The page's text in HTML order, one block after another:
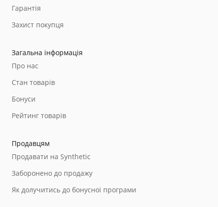
Гарантія
Захист покупця
Загальна інформація
Про нас
Стан товарів
Бонуси
Рейтинг товарів
Продавцям
Продавати на Synthetic
Заборонено до продажу
Як долучитись до бонусної програми